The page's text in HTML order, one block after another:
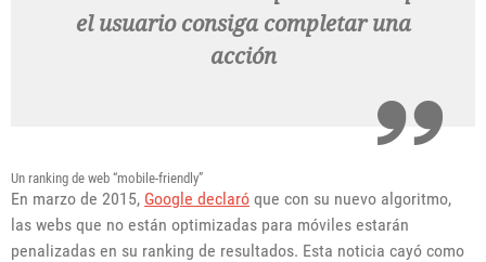
el usuario consiga completar una
acción
Un ranking de web “mobile-friendly”
En marzo de 2015, Google declaró que con su nuevo algoritmo,
las webs que no están optimizadas para móviles estarán
penalizadas en su ranking de resultados. Esta noticia cayó como